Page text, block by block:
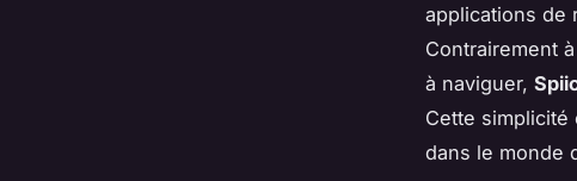
applications de
Contrairement
à naviguer,
Cette simplicité
dans le monde